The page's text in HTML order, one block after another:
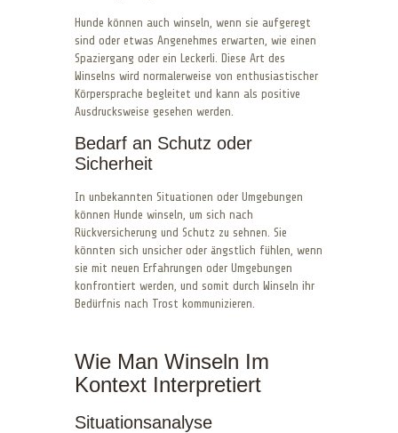
Hunde können auch winseln, wenn sie aufgeregt
sind oder etwas Angenehmes erwarten, wie einen
Spaziergang oder ein Leckerli. Diese Art des
Winselns wird normalerweise von enthusiastischer
Körpersprache begleitet und kann als positive
Ausdrucksweise gesehen werden.
Bedarf an Schutz oder
Sicherheit
In unbekannten Situationen oder Umgebungen
können Hunde winseln, um sich nach
Rückversicherung und Schutz zu sehnen. Sie
könnten sich unsicher oder ängstlich fühlen, wenn
sie mit neuen Erfahrungen oder Umgebungen
konfrontiert werden, und somit durch Winseln ihr
Bedürfnis nach Trost kommunizieren.
Wie Man Winseln Im
Kontext Interpretiert
Situationsanalyse